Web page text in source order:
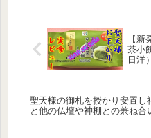
【
茶小
日洋）
聖天様の御札を授かり安置し
と他の仏壇や神棚との兼ね合